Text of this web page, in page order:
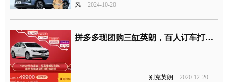
风
2024-10-20
拼多多现团购三缸英朗，百人订车打骨折？
别克英朗 2020-12-20